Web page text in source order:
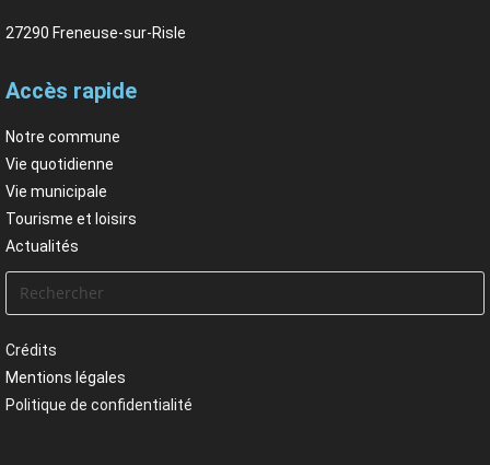
27290 Freneuse-sur-Risle
Accès rapide
Notre commune
Vie quotidienne
Vie municipale
Tourisme et loisirs
Actualités
Crédits
Mentions légales
Politique de confidentialité